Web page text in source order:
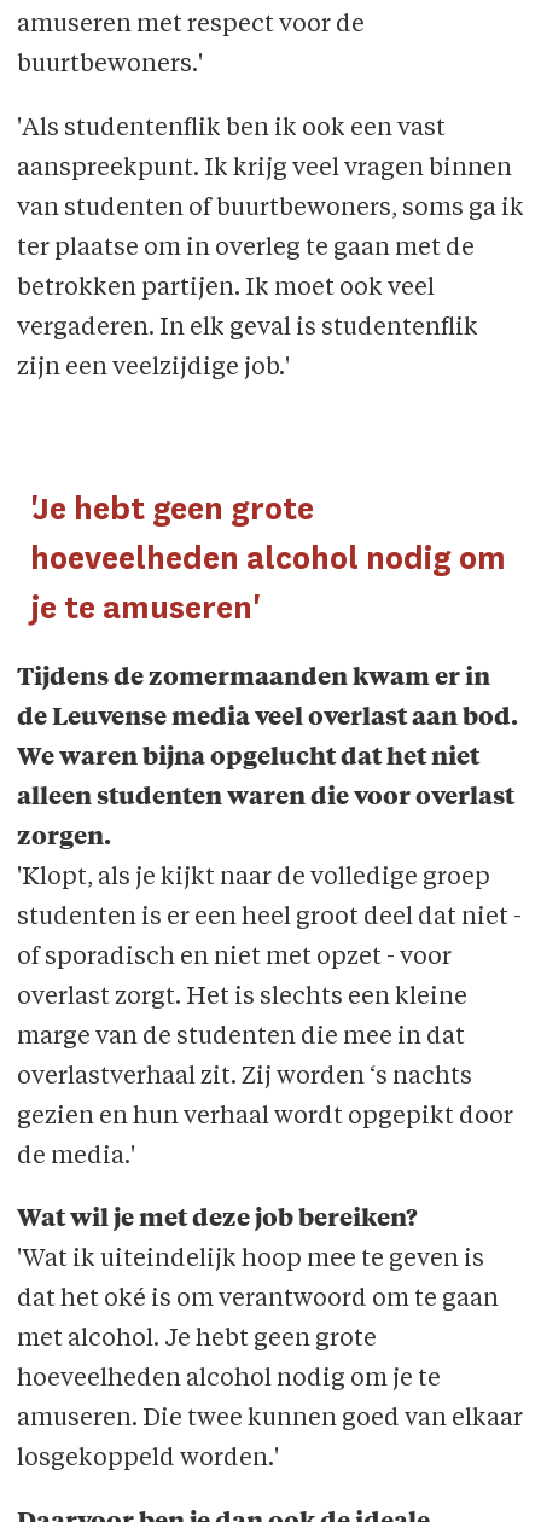
amuseren met respect voor de
buurtbewoners.'
'Als studentenflik ben ik ook een vast
aanspreekpunt. Ik krijg veel vragen binnen
van studenten of buurtbewoners, soms ga ik
ter plaatse om in overleg te gaan met de
betrokken partijen. Ik moet ook veel
vergaderen. In elk geval is studentenflik
zijn een veelzijdige job.'
'Je hebt geen grote
hoeveelheden alcohol nodig om
je te amuseren'
Tijdens de zomermaanden kwam er in
de Leuvense media veel overlast aan bod.
We waren bijna opgelucht dat het niet
alleen studenten waren die voor overlast
zorgen.
'Klopt, als je kijkt naar de volledige groep
studenten is er een heel groot deel dat niet -
of sporadisch en niet met opzet - voor
overlast zorgt. Het is slechts een kleine
marge van de studenten die mee in dat
overlastverhaal zit. Zij worden ‘s nachts
gezien en hun verhaal wordt opgepikt door
de media.'
Wat wil je met deze job bereiken?
'Wat ik uiteindelijk hoop mee te geven is
dat het oké is om verantwoord om te gaan
met alcohol. Je hebt geen grote
hoeveelheden alcohol nodig om je te
amuseren. Die twee kunnen goed van elkaar
losgekoppeld worden.'